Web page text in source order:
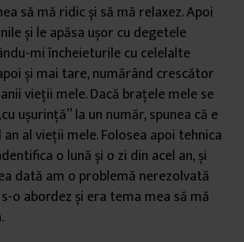
să mă ridic și să mă relaxez. Apoi
și le apăsa ușor cu degetele
mi încheieturile cu celelalte
și mai tare, numărând crescător
vieții mele. Dacă brațele mele se
ușurință” la un număr, spunea că e
al vieții mele. Folosea apoi tehnica
o lună și o zi din acel an, și
dată am o problemă nerezolvată
o abordez și era tema mea să mă